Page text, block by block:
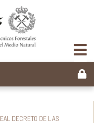
DECRETO DE LAS